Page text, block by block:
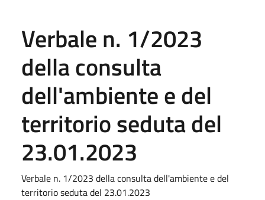
Verbale n. 1/2023
della consulta
dell'ambiente e del
territorio seduta del
23.01.2023
Verbale n. 1/2023 della consulta dell'ambiente e del
territorio seduta del 23.01.2023